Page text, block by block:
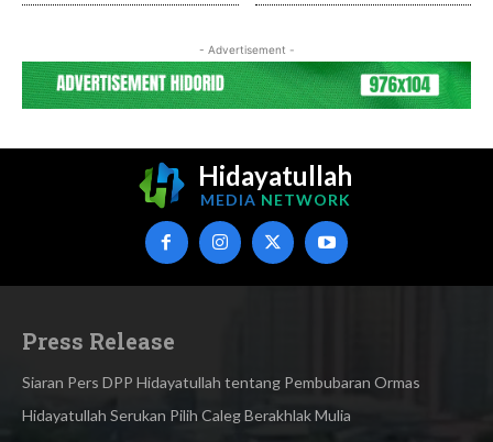
- Advertisement -
Hidayatullah
MEDIA NETWORK
Press Release
Siaran Pers DPP Hidayatullah tentang Pembubaran Ormas
Hidayatullah Serukan Pilih Caleg Berakhlak Mulia